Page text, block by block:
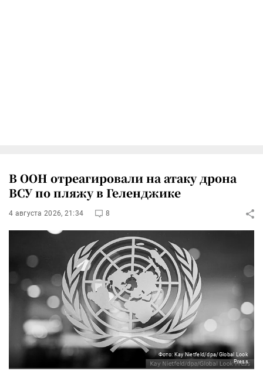
В ООН отреагировали на атаку дрона
ВСУ по пляжу в Геленджике
4 августа 2026, 21:34 8
Фото: Kay Nietfeld/dpa/Global Look
Press